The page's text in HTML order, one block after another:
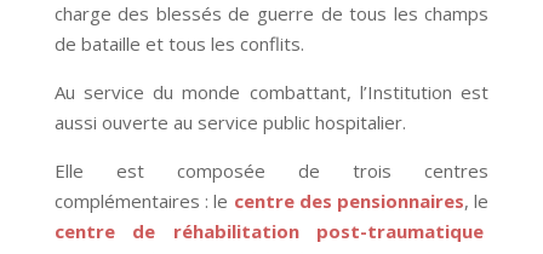
charge des blessés de guerre de tous les champs
de bataille et tous les conflits.
Au service du monde combattant, l’Institution est
aussi ouverte au service public hospitalier.
Elle est composée de trois centres
complémentaires : le centre des pensionnaires, le
centre de réhabilitation post-traumatique